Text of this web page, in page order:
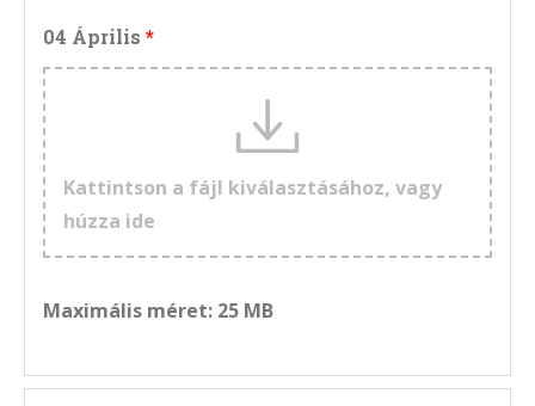
04 Április
Kattintson a fájl kiválasztásához, vagy
húzza ide
Maximális méret: 25 MB